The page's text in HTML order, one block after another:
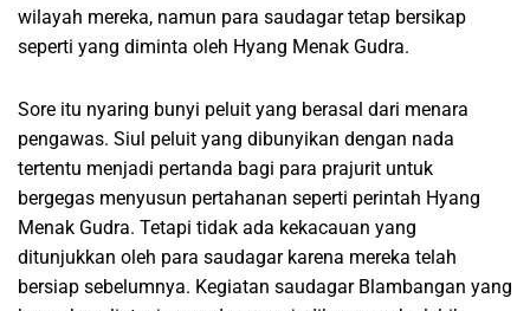
wilayah mereka, namun para saudagar tetap bersikap
seperti yang diminta oleh Hyang Menak Gudra.
Sore itu nyaring bunyi peluit yang berasal dari menara
pengawas. Siul peluit yang dibunyikan dengan nada
tertentu menjadi pertanda bagi para prajurit untuk
bergegas menyusun pertahanan seperti perintah Hyang
Menak Gudra. Tetapi tidak ada kekacauan yang
ditunjukkan oleh para saudagar karena mereka telah
bersiap sebelumnya. Kegiatan saudagar Blambangan yang